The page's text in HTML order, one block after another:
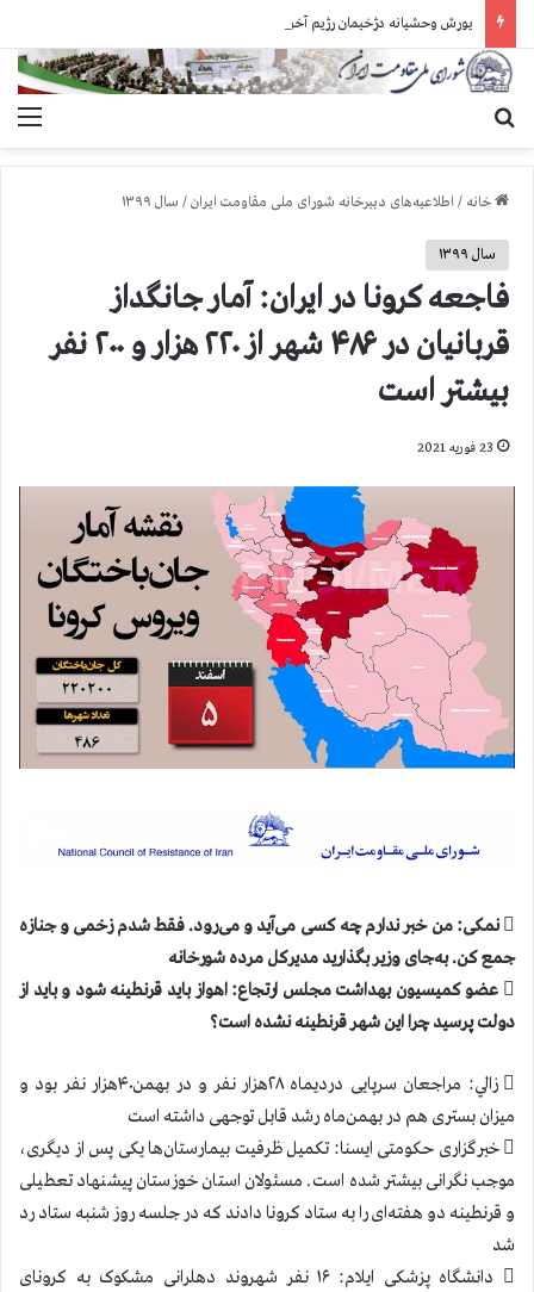
خانه / اطلاعیه‌های دبیرخانه شورای ملی مقاومت ایران/ سال ۱۳۹۹
سال ۱۳۹۹
فاجعه كرونا در ايران: آمار جانگداز
قربانيان در ۴۸۶ شهر از ۲۲۰ هزار و ۲۰۰ نفر
بيشتر است
23 فوریه 2021
 نمکی: من خبر ندارم چه کسی می‌آید و می‌رود. فقط شدم زخمی و جنازه
جمع کن. به‌جای وزیر بگذارید مدیرکل مرده شورخانه
 عضو کمیسیون بهداشت مجلس ارتجاع: اهواز باید قرنطینه شود و باید از
دولت پرسید چرا این شهر قرنطینه نشده است؟
 زالي: مراجعان سرپایی دردیماه ۲۸هزار نفر و در بهمن‌۴۰هزار نفر بود و
میزان بستری هم در بهمن‌ماه رشد قابل توجهی داشته است
 خبرگزاری حکومتی ایسنا: تکمیل ظرفیت بیمارستان‌ها یکی پس از دیگری،
موجب نگرانی بیشتر شده است. مسئولان استان خوزستان پیشنهاد تعطیلی
و قرنطینه دو هفته‌ای را به ستاد کرونا دادند که در جلسه روز شنبه ستاد رد
شد
 دانشگاه پزشکی ایلام: ۱۶ نفر شهروند دهلرانی مشکوک به کرونای